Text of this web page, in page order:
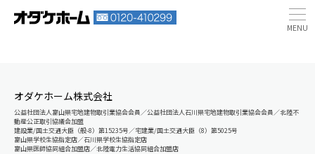
オダケホーム株式会社
公益社団法人富山県宅地建物取引業協会会員／公益社団法人石川県宅地建物取引業協会会員／北陸不
動産公正取引協議会加盟
建設業/国土交通大臣（般-8）第15235号／宅建業/国土交通大臣（8）第5025号
富山県学校生協指定店／石川県学校生協指定店
富山県医師協同組合加盟店／北陸電力生活協同組合加盟店